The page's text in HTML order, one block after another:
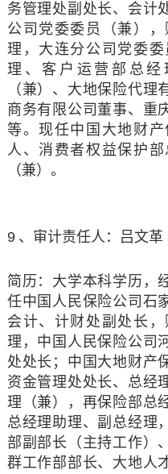
务管理处副处长、会计
公司党委委员（兼）
理，大连分公司党委
理、客户运营部总
（兼）、大地保险代
商务有限公司董事、重
等。现任中国大地财
人、消费者权益保护
（兼）。
9 、审计责任人：吕文革
简历： 大学本科学历，
任中国人民保险公司石
会计、计财处副处长
理，中国人民保险公司
处处长；中国大地财产
资金管理处处长、总经
理（兼），再保险部总
总经理助理、副总经理
部副部长（主持工作）
群工作部部长、大地人